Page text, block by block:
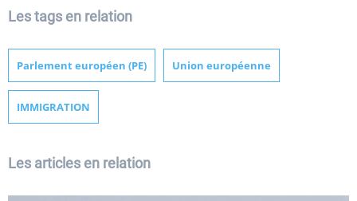
Les tags en relation
Parlement européen (PE) Union européenne
IMMIGRATION
Les articles en relation